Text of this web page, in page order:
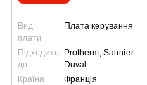
Вид
плати
Плата керування
Підходить
до
Protherm, Saunier
Duval
Країна
Франція